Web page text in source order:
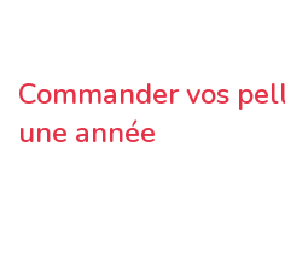
Commander vos
une année